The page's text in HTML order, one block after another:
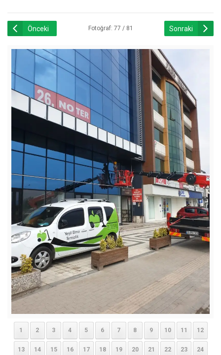
Önceki Fotoğraf: 77 / 81 Sonraki
1 2 3 4 5 6 7 8 9 10 11 12
13 14 15 16 17 18 19 20 21 22 23 24